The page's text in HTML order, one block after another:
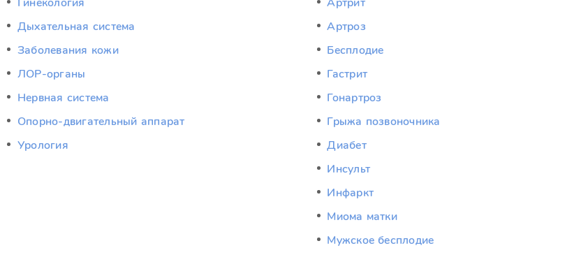
Дыхательная система
Заболевания кожи
ЛОР-органы
Нервная система
Опорно-двигательный аппарат
Урология
Артроз
Бесплодие
Гастрит
Гонартроз
Грыжа позвоночника
Диабет
Инсульт
Инфаркт
Миома матки
Мужское бесплодие